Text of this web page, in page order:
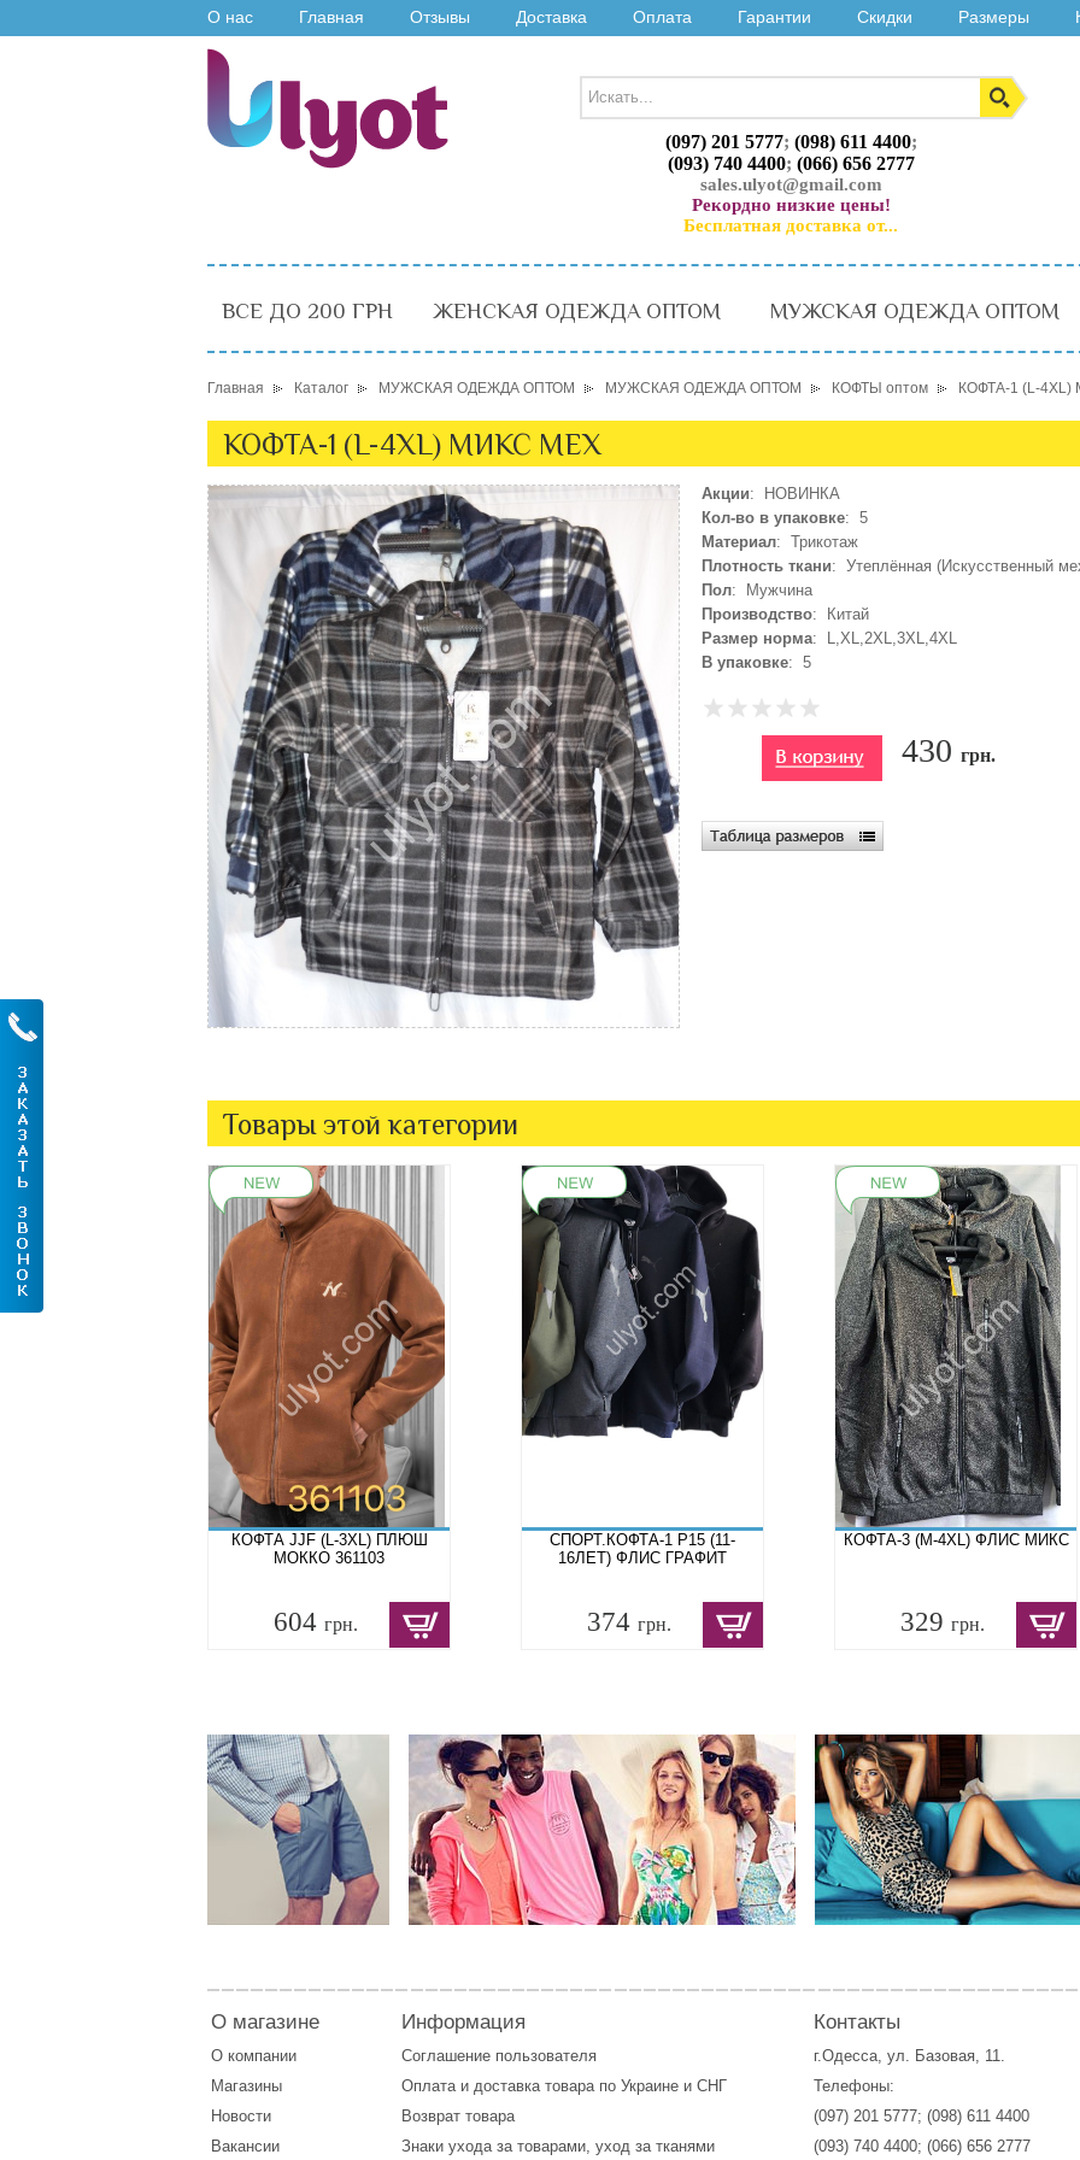
О нас Главная Отзывы Доставка Оплата Гарантии Скидки Размеры
(097) 201 5777; (098) 611 4400;
(093) 740 4400; (066) 656 2777
sales.ulyot@gmail.com
Рекордно низкие цены!
Бесплатная доставка от...
ВСЕ ДО 200 ГРН ЖЕНСКАЯ ОДЕЖДА ОПТОМ МУЖСКАЯ ОДЕЖДА ОПТОМ
Главная Каталог МУЖСКАЯ ОДЕЖДА ОПТОМ МУЖСКАЯ ОДЕЖДА ОПТОМ КОФТЫ оптом КОФТА-1 (L-
КОФТА-1 (L-4XL) МИКС МЕХ
Акции: НОВИНКА
Кол-во в упаковке: 5
Материал: Трикотаж
Плотность ткани: Утеплённая (Искусственный
Пол: Мужчина
Производство: Китай
Размер норма: L,XL,2XL,3XL,4XL
В упаковке: 5
430 грн.
Товары этой категории
КОФТА JJF (L-3XL) ПЛЮШ
МОККО 361103
604 грн.
СПОРТ.КОФТА-1 P15 (11-
16ЛЕТ) ФЛИС ГРАФИТ
374 грн.
КОФТА-3 (M-4XL) ФЛИС МИКС
329 грн.
О магазине
О компании
Магазины
Новости
Вакансии
Информация
Соглашение пользователя
Оплатаи доставка товара по Украине и СНГ
Возврат товара
Знаки ухода за товарами, уход за тканями
Контакты
г.Одесса, ул. Базовая, 11.
Телефоны:
(097) 201 5777; (098) 611 4400
(093) 740 4400; (066) 656 2777